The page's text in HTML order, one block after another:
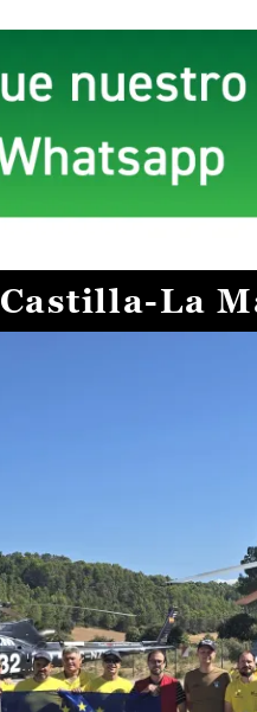
Castilla-La